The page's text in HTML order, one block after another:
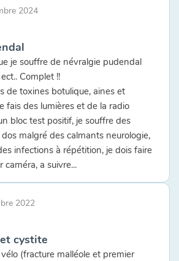
2024
je souffre de névralgie pudendal
Complet !!
de toxines botulique, aines et
fais des lumières et de la radio
bloc test positif, je souffre des
malgré des calmants neurologie,
infections à répétition, je dois faire
a suivre...
2022
cystite
(fracture malléole et premier